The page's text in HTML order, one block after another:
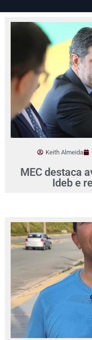
Keith Almeida
MEC destaca
Ideb e